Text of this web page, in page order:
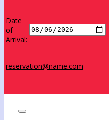
Date
of
Arrival:
reservation@name.com